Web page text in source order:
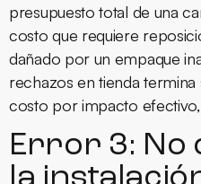
presupuesto total de una
costo que requiere
dañado por un empaque
rechazos en tienda
costo por impacto
Error 3: No